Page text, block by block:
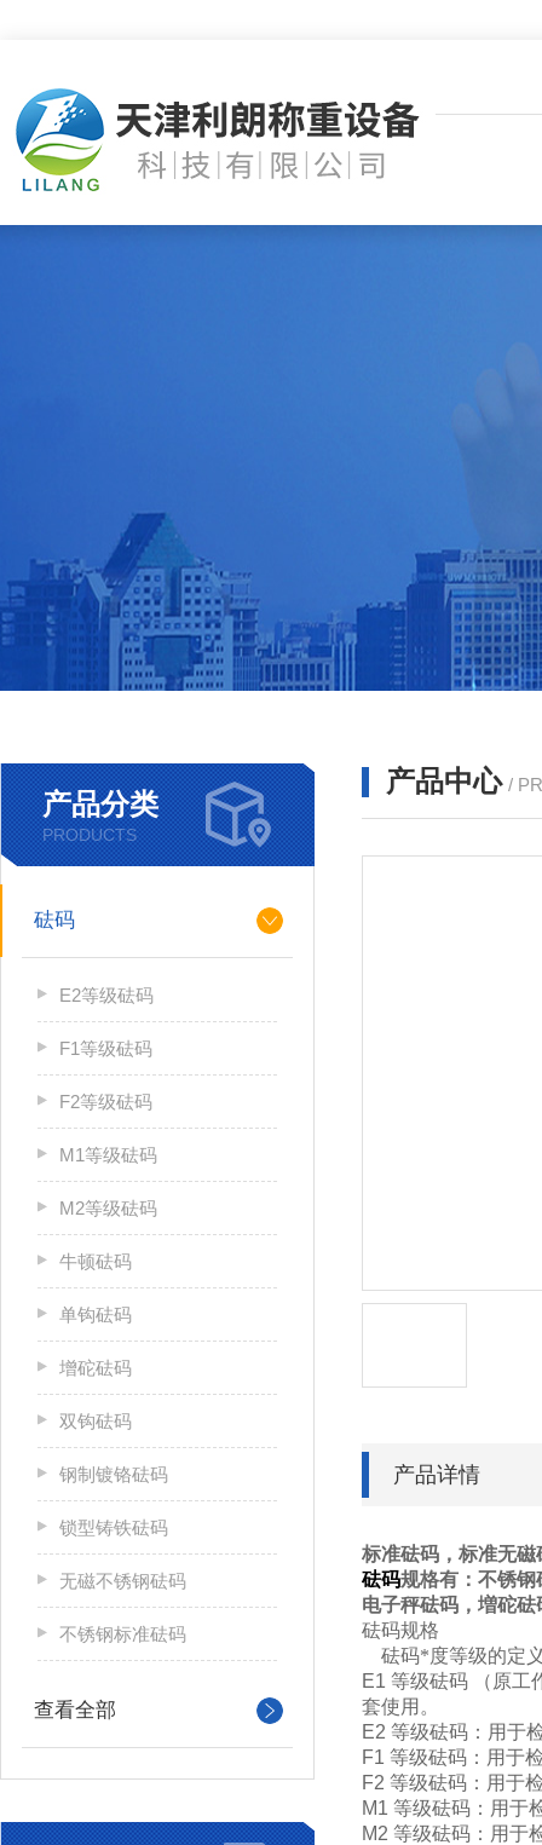
产品分类
PRODUCTS
砝码
E2等级砝码
F1等级砝码
F2等级砝码
M1等级砝码
M2等级砝码
牛顿砝码
单钩砝码
增砣砝码
双钩砝码
钢制镀铬砝码
锁型铸铁砝码
无磁不锈钢砝码
不锈钢标准砝码
查看全部
产品中心 /
产品详情
标准砝码，标准无
砝码规格有：不锈
电子秤砝码，増砣
砝码规格
砝码*度等级的定
E1 等级砝码 （ 原工
套使用。
E2 等级砝码：用于
F1 等级砝码：用于
F2 等级砝码：用于
M1 等级砝码：用于
M2 等级砝码：用于